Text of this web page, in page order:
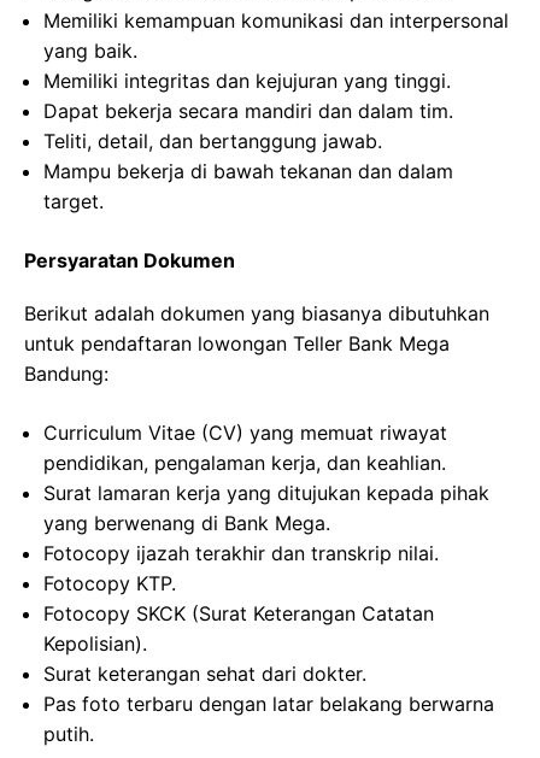
Memiliki kemampuan komunikasi dan interpersonal
yang baik.
Memiliki integritas dan kejujuran yang tinggi.
Dapat bekerja secara mandiri dan dalam tim.
Teliti, detail, dan bertanggung jawab.
Mampu bekerja di bawah tekanan dan dalam
target.
Persyaratan Dokumen
Berikut adalah dokumen yang biasanya dibutuhkan
untuk pendaftaran lowongan Teller Bank Mega
Bandung:
Curriculum Vitae (CV) yang memuat riwayat
pendidikan, pengalaman kerja, dan keahlian.
Surat lamaran kerja yang ditujukan kepada pihak
yang berwenang di Bank Mega.
Fotocopy ijazah terakhir dan transkrip nilai.
Fotocopy KTP.
Fotocopy SKCK (Surat Keterangan Catatan
Kepolisian).
Surat keterangan sehat dari dokter.
Pas foto terbaru dengan latar belakang berwarna
putih.